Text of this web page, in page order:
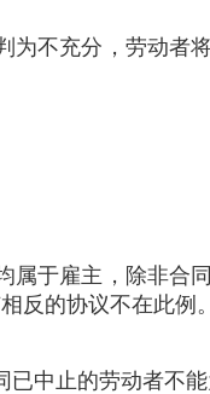
为不充分，劳动者
属于雇主，除非合
反的协议不在此例
已中止的劳动者不